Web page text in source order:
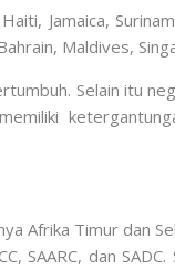
Jamaica,
Maldives,
Selain itu
Afrika Timur dan
SAARC, dan